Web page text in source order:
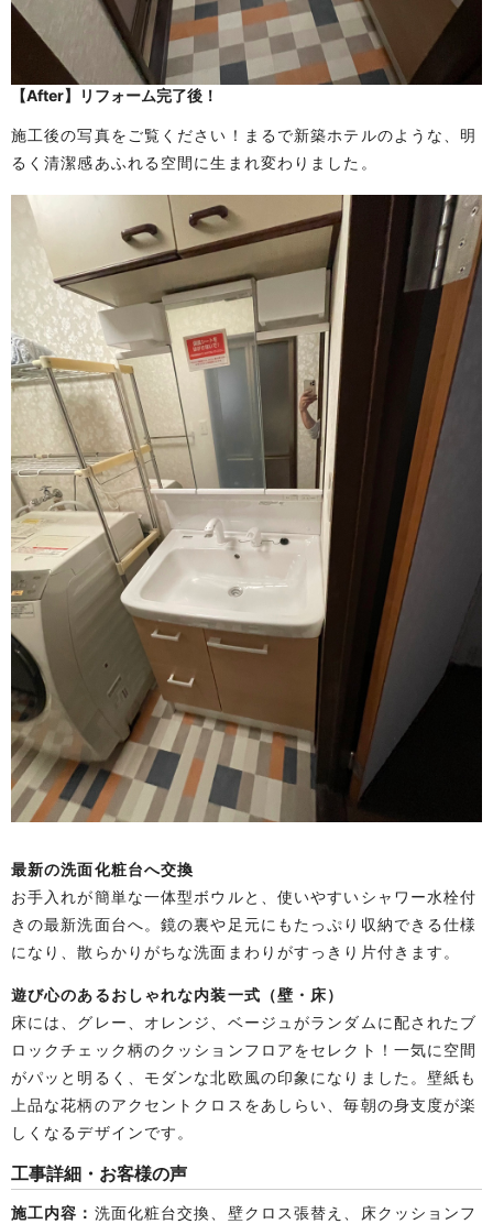
【After】リフォーム完了後！
施工後の写真をご覧ください！まるで新築ホテルのような、明
るく清潔感あふれる空間に生まれ変わりました。
最新の洗面化粧台へ交換
お手入れが簡単な一体型ボウルと、使いやすいシャワー水栓付
きの最新洗面台へ。鏡の裏や足元にもたっぷり収納できる仕様
になり、散らかりがちな洗面まわりがすっきり片付きます。
遊び心のあるおしゃれな内装一式（壁・床）
床には、グレー、オレンジ、ベージュがランダムに配されたブ
ロックチェック柄のクッションフロアをセレクト！一気に空間
がパッと明るく、モダンな北欧風の印象になりました。壁紙も
上品な花柄のアクセントクロスをあしらい、毎朝の身支度が楽
しくなるデザインです。
工事詳細・お客様の声
施工内容： 洗面化粧台交換、壁クロス張替え、床クッションフ